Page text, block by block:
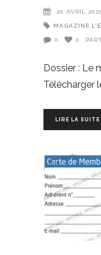
20 AVRIL
MAGAZINE
0 0
Dossier : Le
Télécharger
LIRE LA SUITE